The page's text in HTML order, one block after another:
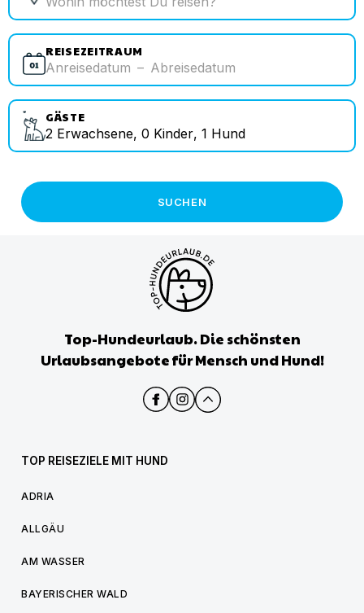
REISEZEITRAUM
Anreisedatum – Abreisedatum
GÄSTE
2 Erwachsene, 0 Kinder, 1 Hund
SUCHEN
Top-Hundeurlaub. Die schönsten
Urlaubsangebote für Mensch und Hund!
TOP REISEZIELE MIT HUND
ADRIA
ALLGÄU
AM WASSER
BAYERISCHER WALD